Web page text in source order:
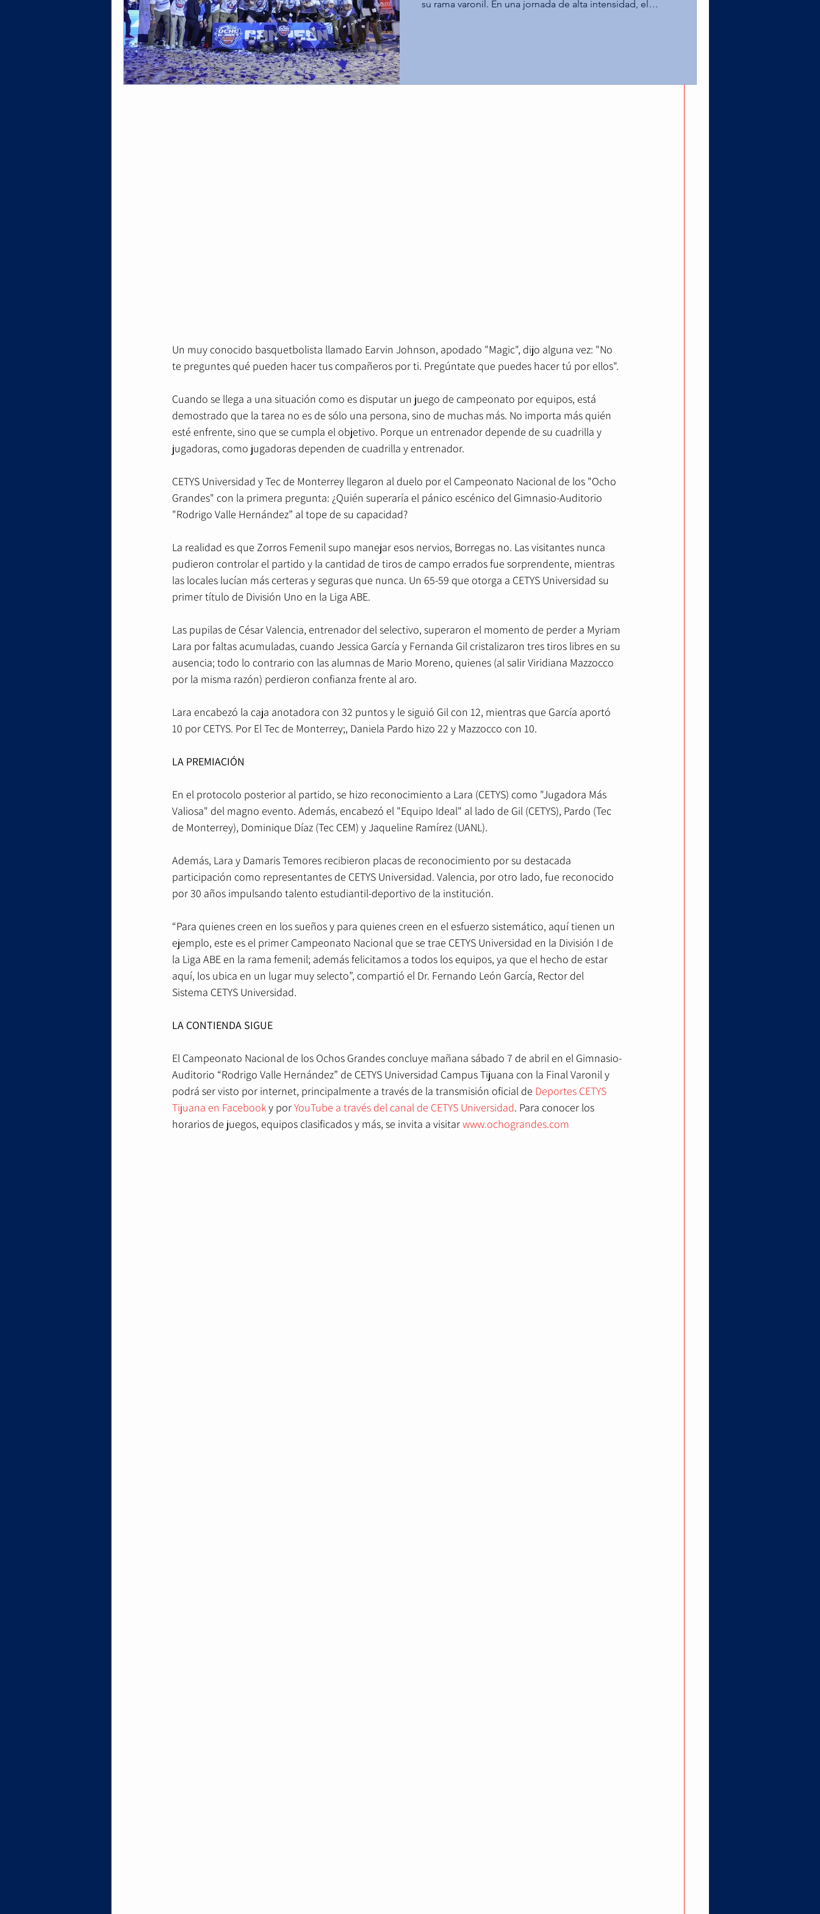
Un muy conocido basquetbolista llamado Earvin Johnson, apodado "Magic", dijo alguna vez: "No
te preguntes qué pueden hacer tus compañeros por ti. Pregúntate que puedes hacer tú por ellos".
Cuando se llega a una situación como es disputar un juego de campeonato por equipos, está
demostrado que la tarea no es de sólo una persona, sino de muchas más. No importa más quién
esté enfrente, sino que se cumpla el objetivo. Porque un entrenador depende de su cuadrilla y
jugadoras, como jugadoras dependen de cuadrilla y entrenador.
CETYS Universidad y Tec de Monterrey llegaron al duelo por el Campeonato Nacional de los "Ocho
Grandes" con la primera pregunta: ¿Quién superaría el pánico escénico del Gimnasio-Auditorio
"Rodrigo Valle Hernández” al tope de su capacidad?
La realidad es que Zorros Femenil supo manejar esos nervios, Borregas no. Las visitantes nunca
pudieron controlar el partido y la cantidad de tiros de campo errados fue sorprendente, mientras
las locales lucían más certeras y seguras que nunca. Un 65-59 que otorga a CETYS Universidad su
primer título de División Uno en la Liga ABE.
Las pupilas de César Valencia, entrenador del selectivo, superaron el momento de perder a Myriam
Lara por faltas acumuladas, cuando Jessica García y Fernanda Gil cristalizaron tres tiros libres en su
ausencia; todo lo contrario con las alumnas de Mario Moreno, quienes (al salir Viridiana Mazzocco
por la misma razón) perdieron confianza frente al aro.
Lara encabezó la caja anotadora con 32 puntos y le siguió Gil con 12, mientras que García aportó
10 por CETYS. Por El Tec de Monterrey;, Daniela Pardo hizo 22 y Mazzocco con 10.
LA PREMIACIÓN
En el protocolo posterior al partido, se hizo reconocimiento a Lara (CETYS) como "Jugadora Más
Valiosa" del magno evento. Además, encabezó el "Equipo Ideal" al lado de Gil (CETYS), Pardo (Tec
de Monterrey), Dominique Díaz (Tec CEM) y Jaqueline Ramírez (UANL).
Además, Lara y Damaris Temores recibieron placas de reconocimiento por su destacada
participación como representantes de CETYS Universidad. Valencia, por otro lado, fue reconocido
por 30 años impulsando talento estudiantil-deportivo de la institución.
“Para quienes creen en los sueños y para quienes creen en el esfuerzo sistemático, aquí tienen un
ejemplo, este es el primer Campeonato Nacional que se trae CETYS Universidad en la División I de
la Liga ABE en la rama femenil; además felicitamos a todos los equipos, ya que el hecho de estar
aquí, los ubica en un lugar muy selecto”, compartió el Dr. Fernando León García, Rector del
Sistema CETYS Universidad.
LA CONTIENDA SIGUE
El Campeonato Nacional de los Ochos Grandes concluye mañana sábado 7 de abril en el Gimnasio-
Auditorio “Rodrigo Valle Hernández” de CETYS Universidad Campus Tijuana con la Final Varonil y
podrá ser visto por internet, principalmente a través de la transmisión oficial de Deportes CETYS
Tijuana en Facebook y por YouTube a través del canal de CETYS Universidad. Para conocer los
horarios de juegos, equipos clasificados y más, se invita a visitar www.ochograndes.com
su rama varonil. En una jornada de alta intensidad, el